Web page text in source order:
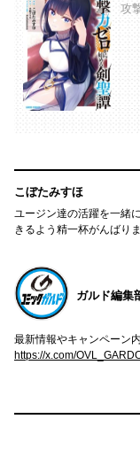
攻
こぼたみすほ
ユージン達の活躍を一緒
きるよう精一杯がんばり
ガルド編集
最新情報やキャンペーン
https://x.com/